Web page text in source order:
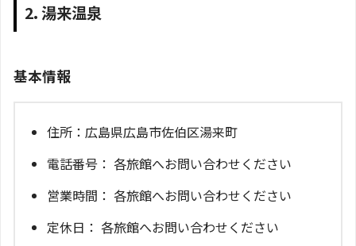
2. 湯来温泉
基本情報
住所：広島県広島市佐伯区湯来町
電話番号： 各旅館へお問い合わせください
営業時間： 各旅館へお問い合わせください
定休日： 各旅館へお問い合わせください